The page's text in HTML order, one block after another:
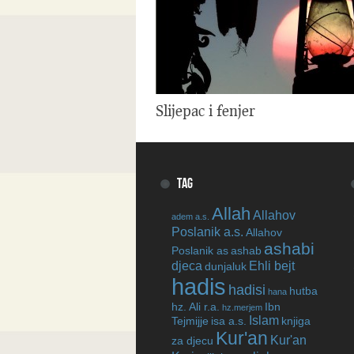
Slijepac i fenjer
TAG
adem a.s. Allah Allahov
Poslanik a.s. Allahov
Poslanik asashab ashabi
djeca dunjaluk Ehli bejt
hadis hadisi hana hutba
hz. Ali r.a.
hz.merjem Ibn
Tejmijje isa a.s. Islam knjiga
za djecu Kur'an Kur'an